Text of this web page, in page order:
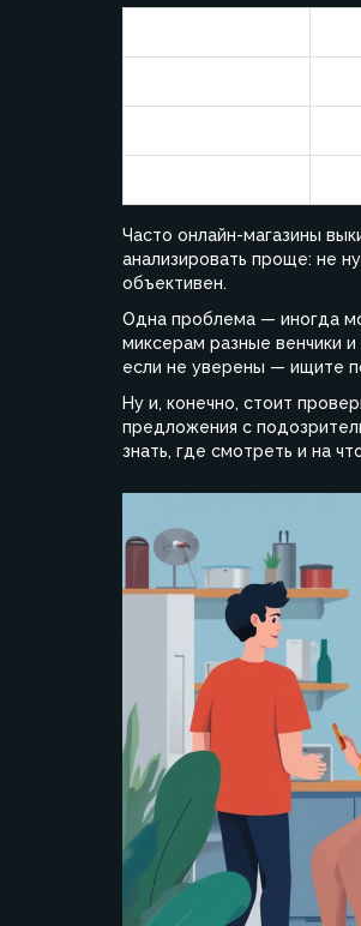
Часто онлайн-магазины
анализировать проще: не
объективен.
Одна проблема — иногда
миксерам разные венчики
если не уверены — ищите
Ну и, конечно, стоит
предложения с
знать, где смотреть и на